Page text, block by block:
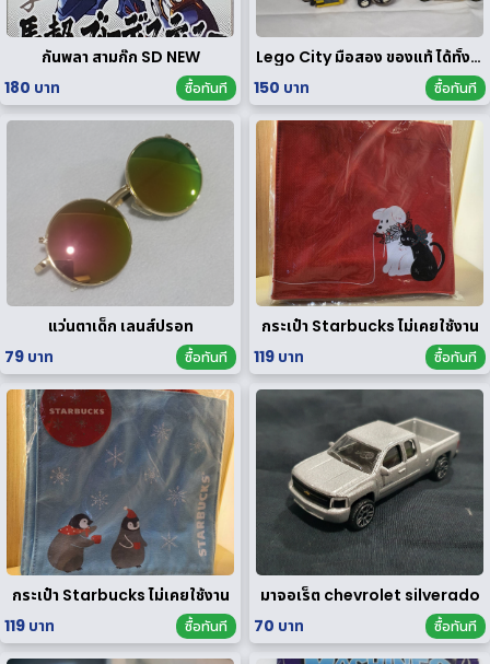
กันพลา สามก๊ก SD NEW
180 บาท
ซื้อทันที
Lego City มือสอง ของแท้ ได้ทั้งหมดตามรูป
150 บาท
ซื้อทันที
แว่นตาเด็ก เลนส์ปรอท
79 บาท
ซื้อทันที
กระเป๋า Starbucks ไม่เคยใช้งาน
119 บาท
ซื้อทันที
กระเป๋า Starbucks ไม่เคยใช้งาน
119 บาท
ซื้อทันที
มาจอเร็ต chevrolet silverado
70 บาท
ซื้อทันที